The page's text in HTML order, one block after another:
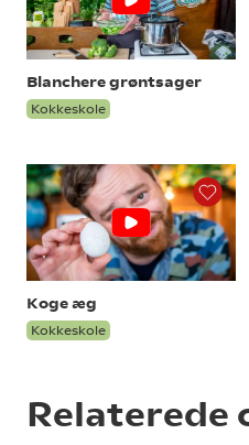
Blanchere grøntsager
Kokkeskole
Koge æg
Kokkeskole